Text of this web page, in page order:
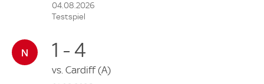
04.08.2026
Testspiel
1 - 4
vs. Cardiff(A)